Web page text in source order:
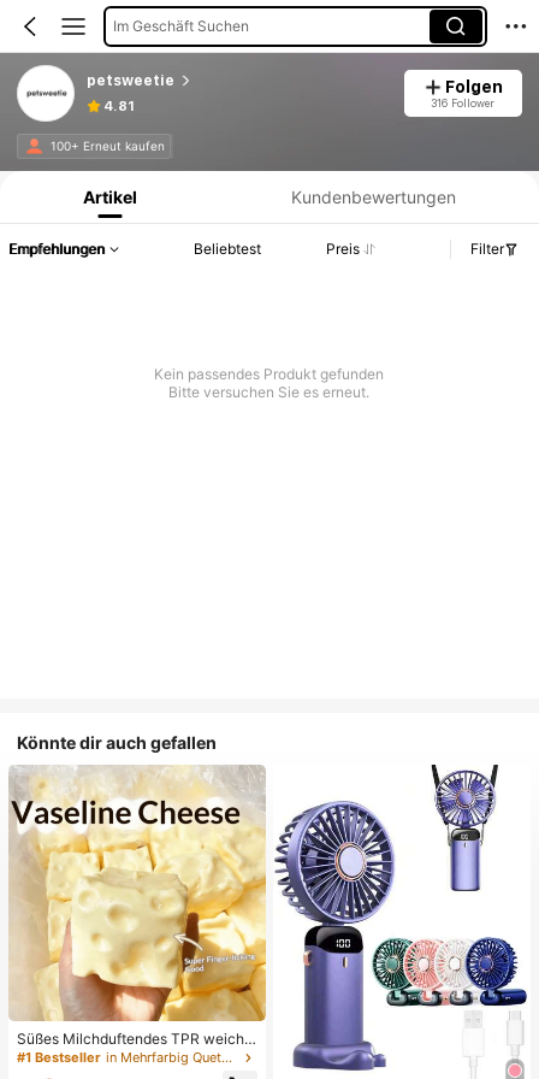
Im Geschäft Suchen
petsweetie
4.81
Folgen
316 Follower
100+ Erneut kaufen
Produktinformation: Preisangabe, Verkaufs- und Lagerbestandsdetails.
Artikel Kundenbewertungen
Empfehlungen Beliebtest Preis Filter
Kein passendes Produkt gefunden
Bitte versuchen Sie es erneut.
Könnte dir auch gefallen
Süßes Milchduftendes TPR weiche
s quetschbares Dumpling-förmiges
Stressabbau-Spielzeug, 5cm niedli
#1 Bestseller in Mehrfarbig Quetschspielzeug für Teenager